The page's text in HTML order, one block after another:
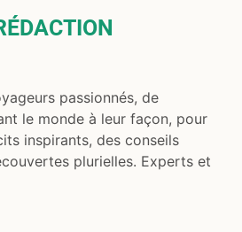
passionnés, de
le monde à leur façon, pour
inspirants, des conseils
plurielles. Experts et